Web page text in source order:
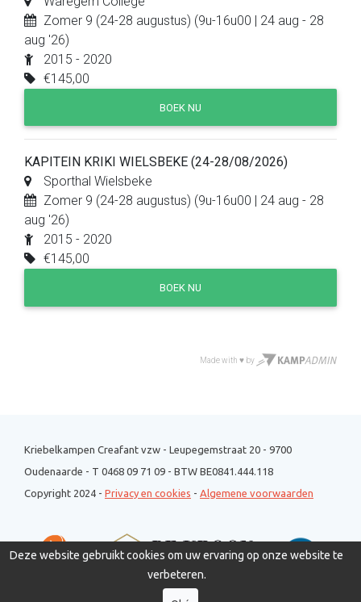
Kriebelkampen Creafant vzw - Leupegemstraat 20 - 9700
Oudenaarde - T 0468 09 71 09 - BTW BE0841.444.118
Copyright 2024 - Privacy en cookies - Algemene voorwaarden
Deze website gebruikt cookies om uw ervaring op onze website te
verbeteren.